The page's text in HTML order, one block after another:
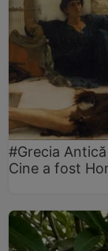
#Grecia Antică
Cine a fost